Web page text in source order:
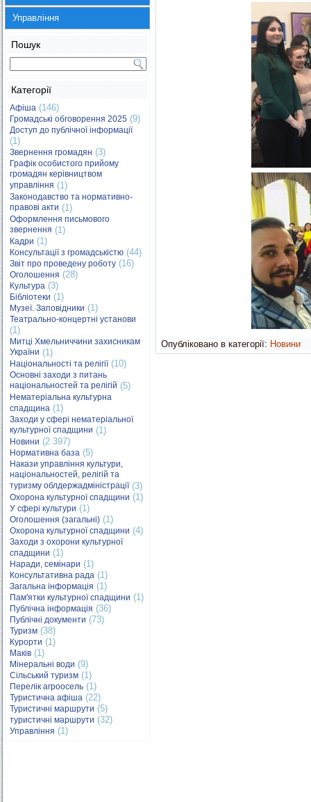
Управління
Пошук
Категорії
Афіша (146)
Громадські обговорення 2025 (9)
Доступ до публічної інформації
(1)
Звернення громадян (3)
Графік особистого прийому
громадян керівництвом
управління (1)
Законодавство та нормативно-
правові акти (1)
Оформлення письмового
звернення (1)
Кадри (1)
Консультації з громадськістю (44)
Звіт про проведену роботу (16)
Оголошення (28)
Культура (3)
Бібліотеки (1)
Музеї. Заповідники (1)
Театрально-концертні установи
(1)
Митці Хмельниччини захисникам
України (1)
Національності та релігії(10)
Основні заходи з питань
національностей та релігій (5)
Нематеріальна культурна
спадщина (1)
Заходи у сфері нематеріальної
культурної спадщини (1)
Новини (2 397)
Нормативна база (5)
Накази управління культури,
національностей, релігій та
туризму облдержадміністрації(3)
Охорона культурної спадщини (1)
У сфері культури (1)
Оголошення (загальні) (1)
Охорона культурної спадщини (4)
Заходи з охорони культурної
спадщини (1)
Наради, семінари (1)
Консультативна рада (1)
Загальна інформація (1)
Пам'ятки культурної спадщини (1)
Публічна інформація (36)
Публічні документи (73)
Туризм (38)
Курорти (1)
Маків (1)
Мінеральні води (9)
Сільський туризм (1)
Перелік агроосель (1)
Туристична афіша (22)
Туристичні маршрути (5)
туристичні маршрути (32)
Управління (1)
Опубліковано в категорії: Новини